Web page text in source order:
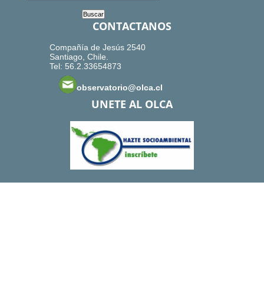
CONTACTANOS
Compañía de Jesús 2540
Santiago, Chile.
Tel: 56.2.33654873
observatorio@olca.cl
UNETE AL OLCA